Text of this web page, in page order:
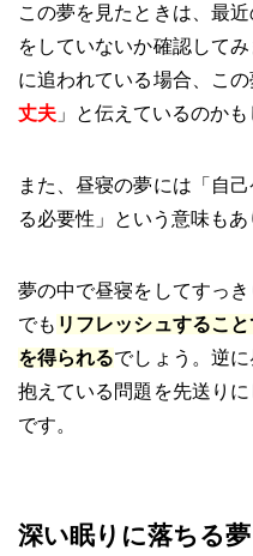
この夢を見たときは、最
をしていないか確認して
に追われている場合、こ
丈夫 」と伝えているのかも
また、昼寝の夢には「自
る必要性」という意味もあ
夢の中で昼寝をしてすっ
でも リフレッシュするこ
を得られるでしょう。逆に
抱えている問題を先送り
です。
深い眠りに落ちる夢